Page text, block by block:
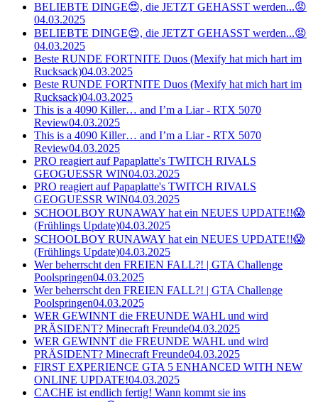
BELIEBTE DINGE😍, die JETZT GEHASST werden...😡
04.03.2025
BELIEBTE DINGE😍, die JETZT GEHASST werden...😡
04.03.2025
Beste RUNDE FORTNITE Duos (Mexify hat mich hart im
Rucksack)04.03.2025
Beste RUNDE FORTNITE Duos (Mexify hat mich hart im
Rucksack)04.03.2025
This is a 4090 Killer… and I’m a Liar - RTX 5070
Review04.03.2025
This is a 4090 Killer… and I’m a Liar - RTX 5070
Review04.03.2025
PRO reagiert auf Papaplatte's TWITCH RIVALS
GEOGUESSR WIN04.03.2025
PRO reagiert auf Papaplatte's TWITCH RIVALS
GEOGUESSR WIN04.03.2025
SCHOOLBOY RUNAWAY hat ein NEUES UPDATE!!😱
(Frühlings Update)04.03.2025
SCHOOLBOY RUNAWAY hat ein NEUES UPDATE!!😱
(Frühlings Update)04.03.2025
Wer beherrscht den FREIEN FALL?! | GTA Challenge
Poolspringen04.03.2025
Wer beherrscht den FREIEN FALL?! | GTA Challenge
Poolspringen04.03.2025
WER GEWINNT die FREUNDE WAHL und wird
PRÄSIDENT? Minecraft Freunde04.03.2025
WER GEWINNT die FREUNDE WAHL und wird
PRÄSIDENT? Minecraft Freunde04.03.2025
FIRST EXPERIENCE GTA 5 ENHANCED WITH NEW
ONLINE UPDATE!04.03.2025
CACHE ist endlich fertig! Wann kommt sie ins